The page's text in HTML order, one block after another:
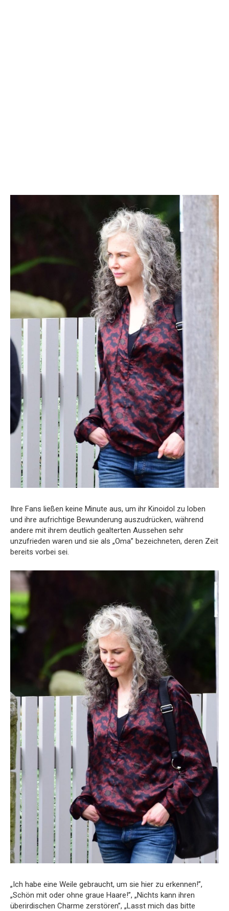
Ihre Fans ließen keine Minute aus, um ihr Kinoidol zu loben
und ihre aufrichtige Bewunderung auszudrücken, während
andere mit ihrem deutlich gealterten Aussehen sehr
unzufrieden waren und sie als „Oma” bezeichneten, deren Zeit
bereits vorbei sei.
„Ich habe eine Weile gebraucht, um sie hier zu erkennen!”,
„Schön mit oder ohne graue Haare!”, „Nichts kann ihren
überirdischen Charme zerstören”, „Lasst mich das bitte